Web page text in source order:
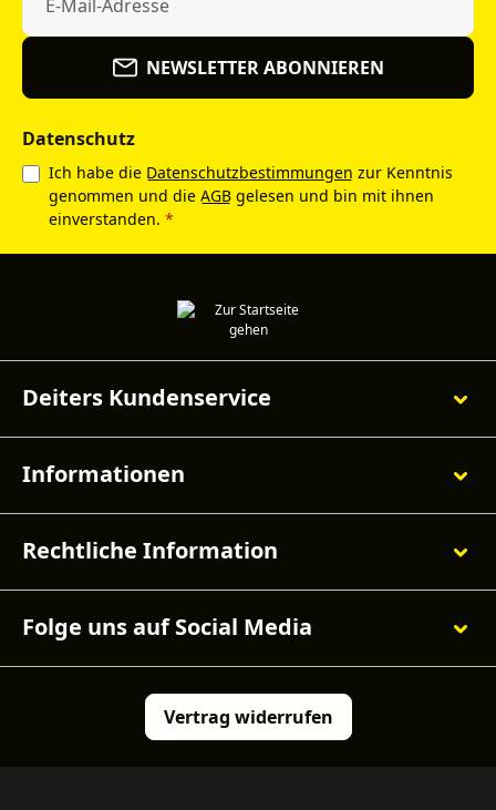
NEWSLETTER ABONNIEREN
Datenschutz
Ich habe die Datenschutzbestimmungen zur Kenntnis
genommen und die AGB gelesen und bin mit ihnen
einverstanden. *
Deiters Kundenservice
Informationen
Rechtliche Information
Folge uns auf Social Media
Vertrag widerrufen